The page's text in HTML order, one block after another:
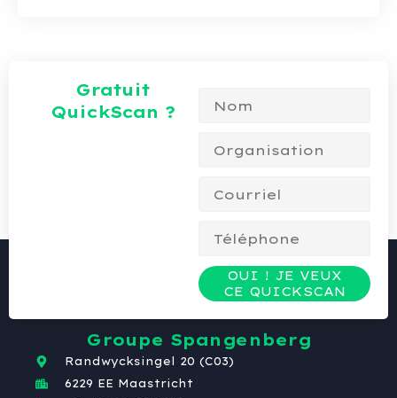
Gratuit
QuickScan ?
OUI ! JE VEUX
CE QUICKSCAN
Groupe Spangenberg
Randwycksingel 20 (C03)
6229 EE Maastricht